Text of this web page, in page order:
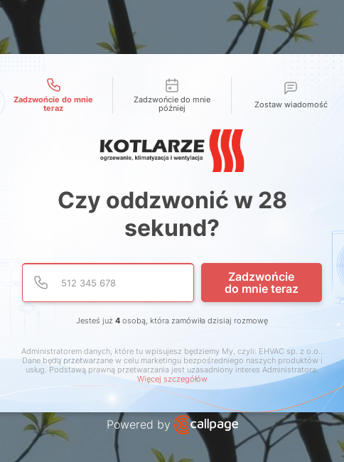
Możliwości kontaktu
Zadzwońcie do mnie
teraz
Zadzwońcie do mnie
później
Zostaw wiadomość
Czy oddzwonić w 28
sekund?
Numer telefonu
Podaj poprawny numer
Zadzwońcie
do mnie teraz
Jesteś już 4 osobą, która zamówiła dzisiaj rozmowę
Administratorem danych, które tu wpisujesz będziemy My, czyli: EHVAC sp. z o.o..
Dane będą przetwarzane w celu marketingu bezpośredniego naszych produktów i
usług. Podstawą prawną przetwarzania jest uzasadniony interes Administratora.
Więcej szczegółów
Powered by
Open link in new window